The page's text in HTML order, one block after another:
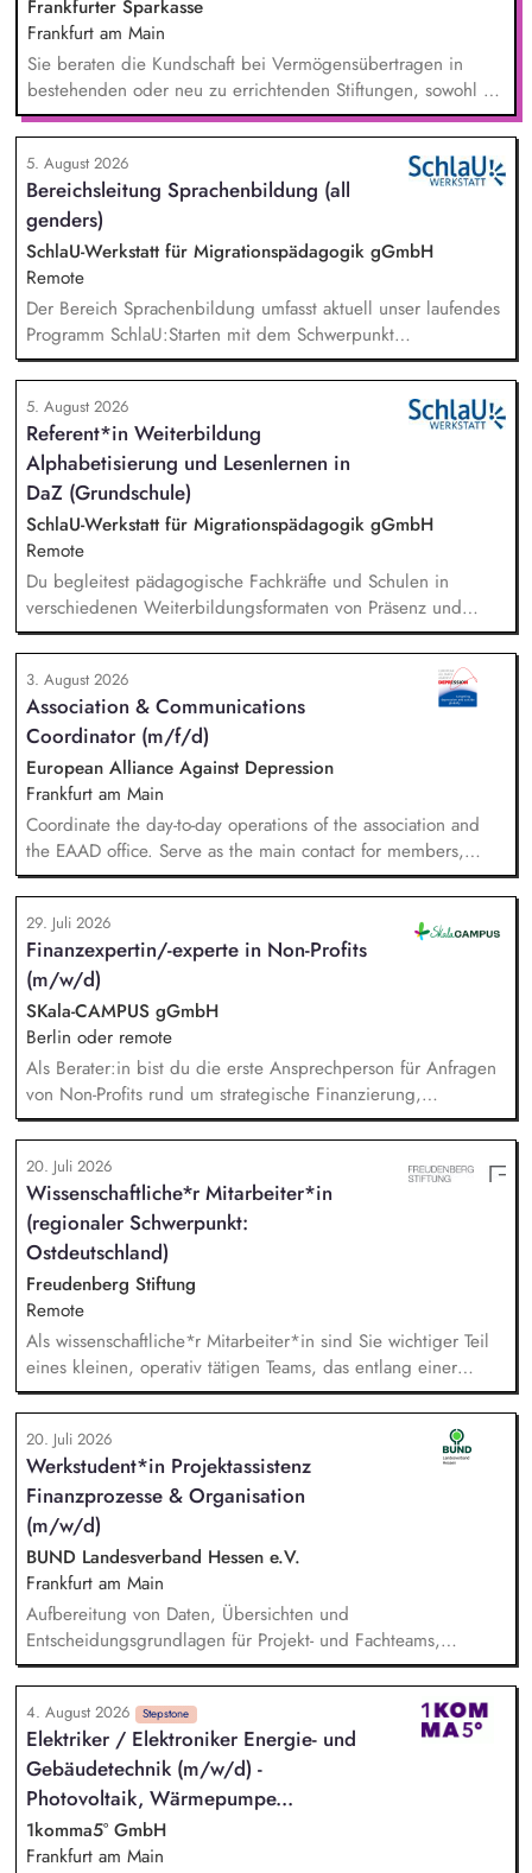
Frankfurter Sparkasse
Frankfurt am Main
Sie beraten die Kundschaft bei Vermögensübertragen in
bestehenden oder neu zu errichtenden Stiftungen, sowohl zu
Lebzeiten als auch im Rahmen der Nachlassplanung. Sie
übernehmen eigenverantwortlich alle relevanten Aufgaben
bei der Testamentsvollstreckung und Nachlassverwaltung. Sie
wirken aktiv an Werbemaßnahmen im Stiftungs- und
Nachlassmanagement mit, auch in kreativer Hinsicht.
5. August 2026
Bereichsleitung Sprachenbildung (all
genders)
SchlaU-Werkstatt für Migrationspädagogik gGmbH
Remote
Der Bereich Sprachenbildung umfasst aktuell unser laufendes
Programm SchlaU:Starten mit dem Schwerpunkt
"Alphabetisierung in DaZ für die Grundschule" sowie
zukünftig weitere auf Unterrichtsmaterial bezogene Projekte
mit den Schwerpunkten sprachensensibles und
rassismuskritisches Deutschlernen von der Grundschule bis in
die Berufliche Bildung. Der Bereich Sprachenbildung
entwickelt in seinen Projekten dazu zielgruppengerechte und
innovative Unterrichtsmaterialien und begleitet pädagogische
Fachkräfte mit daran angeschlossenen
Weiterbildungsangeboten online wie offline.
5. August 2026
Referent*in Weiterbildung
Alphabetisierung und Lesenlernen in
DaZ (Grundschule)
SchlaU-Werkstatt für Migrationspädagogik gGmbH
Remote
Du begleitest pädagogische Fachkräfte und Schulen in
verschiedenen Weiterbildungsformaten von Präsenz und
Online-Workshops bis hin zu pädogischen Tagen und erstellst
Online-Selbstlernkurse für unsere Plattform schlau-lernen.org.
Die inhaltlichen Schwerpunkte liegen dabei auf den
Bereichen Lesen lernen, Mehrsprachigkeitsbewusstsein und
Alphabetisierung in der Grundschule.
3. August 2026
Association & Communications
Coordinator (m/f/d)
European Alliance Against Depression
Frankfurt am Main
Coordinate the day-to-day operations of the association and
the EAAD office. Serve as the main contact for members,
partners and general enquiries. Support the Board of
Directors by organising meetings, preparing documents and
following up on decisions. Coordinate the association's
website, newsletters and social media. Support awareness
campaigns and communication activities. Coordinate and
develop EAAD's fundraising activities.
29. Juli 2026
Finanzexpertin/-experte in Non-Profits
(m/w/d)
SKala-CAMPUS gGmbH
Berlin oder remote
Als Berater:in bist du die erste Ansprechperson für Anfragen
von Non-Profits rund um strategische Finanzierung,
Finanzmanagement und Fundraising. Dabei entwickelst du
den gesamten Prozess von der Anfrage über
Angebotserstellung bis zur eigenverantwortlichen Umsetzung.
Auf Basis der jeweiligen Herausforderungen entwickelst du
passgenaue Beratungsprozesse und berätst Organisationen zu
zentralen Fragen ihrer finanziellen Steuerung und
strategischen Weiterentwicklung.
20. Juli 2026
Wissenschaftliche*r Mitarbeiter*in
(regionaler Schwerpunkt:
Ostdeutschland)
Freudenberg Stiftung
Remote
Als wissenschaftliche*r Mitarbeiter*in sind Sie wichtiger Teil
eines kleinen, operativ tätigen Teams, das entlang einer
klaren Programmatik langfristig soziale Innovation
implementiert. Sie unterstützen die Geschäftsführung bei der
Umsetzung der Stiftungsprogrammatik und entwickeln dabei
die Internationalisierungsstrategie der Stiftung weiter. Sie
übersetzen wissenschaftliche Erkenntnisse in
alltagsangebundene Handlungsansätze entlang unserer
Stiftungsprogrammatik.
20. Juli 2026
Werkstudent*in Projektassistenz
Finanzprozesse & Organisation
(m/w/d)
BUND Landesverband Hessen e.V.
Frankfurt am Main
Aufbereitung von Daten, Übersichten und
Entscheidungsgrundlagen für Projekt- und Fachteams,
Mitarbeit an organisatorischen Konzepten, Abläufen und
Arbeitsdokumenten, Unterstützung im Projektmanagement (z.
B. Protokolle, Aufgabenverfolgung, Terminvorbereitung),
Recherchen zu organisatorischen und finanzbezogenen
Fragestellungen, Pflege und Strukturierung von Projekt- und
Organisationsdokumentationen, allgemeine unterstützende
Tätigkeiten im Bereich Finanzverwaltung und Organisation.
4. August 2026 Stepstone
Elektriker / Elektroniker Energie- und
Gebäudetechnik (m/w/d) -
Photovoltaik, Wärmepumpe...
1komma5° GmbH
Frankfurt am Main